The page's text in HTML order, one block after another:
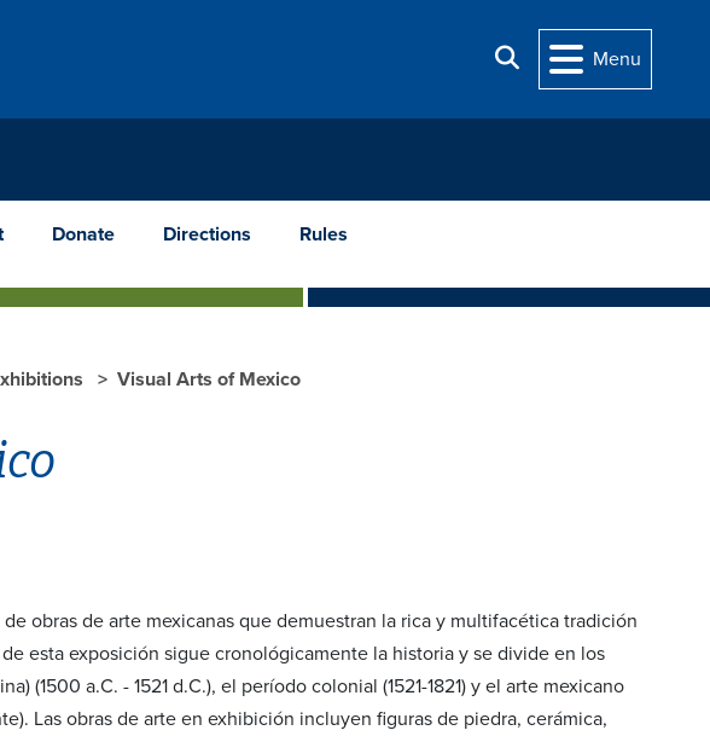
Search
Menu
Donate Directions Rules
Visual Arts of Mexico
obras de arte mexicanas que demuestran la rica y multifacética tradición
esta exposición sigue cronológicamente la historia y se divide en los
(1500 a.C. - 1521 d.C.), el período colonial (1521-1821) y el arte mexicano
Las obras de arte en exhibición incluyen figuras de piedra, cerámica,